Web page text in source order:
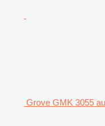
Grove GMK 3055